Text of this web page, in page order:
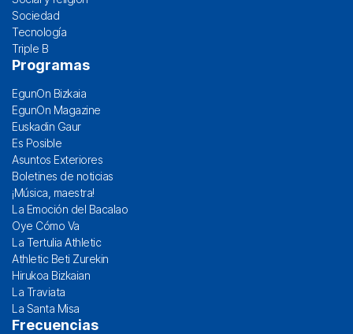
Sociedad
Tecnología
Triple B
Programas
EgunOn Bizkaia
EgunOn Magazine
Euskadin Gaur
Es Posible
Asuntos Exteriores
Boletines de noticias
¡Música, maestra!
La Emoción del Bacalao
Oye Cómo Va
La Tertulia Athletic
Athletic Beti Zurekin
Hirukoa Bizkaian
La Traviata
La Santa Misa
Frecuencias